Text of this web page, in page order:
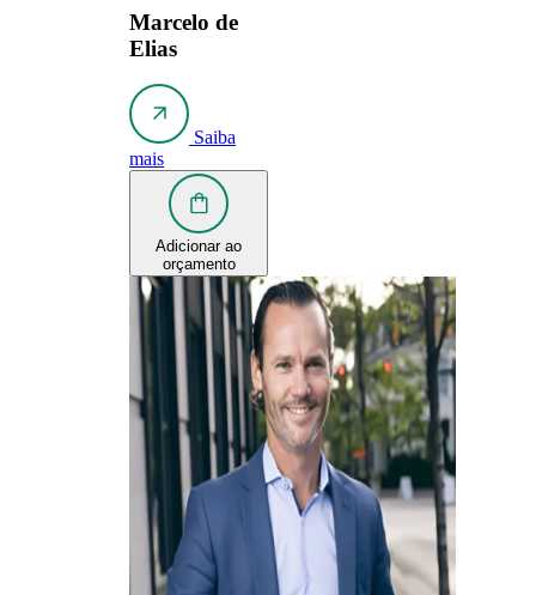
Marcelo de
Elias
Saiba
mais
Adicionar ao
orçamento